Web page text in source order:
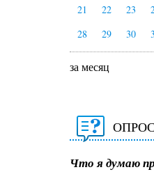
21
22 23
28
29 30
за месяц
Что я думаю